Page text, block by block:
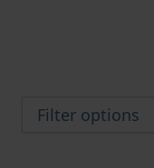
Filter options